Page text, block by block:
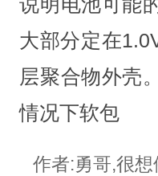
大部分定在
层聚合物外壳
情况下软包
作者:勇哥,很想